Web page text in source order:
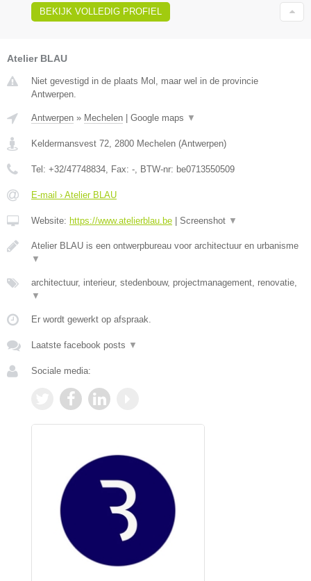
BEKIJK VOLLEDIG PROFIEL
Atelier BLAU
Niet gevestigd in de plaats Mol, maar wel in de provincie
Antwerpen.
Antwerpen » Mechelen Google maps ▼
Keldermansvest 72, 2800 Mechelen (Antwerpen)
Tel: +32/47748834, Fax: -, BTW-nr: be0713550509
E-mail › Atelier BLAU
Website: https://www.atelierblau.be Screenshot ▼
Atelier BLAU is een ontwerpbureau voor architectuur en urbanisme
▼
architectuur, interieur, stedenbouw, projectmanagement, renovatie,
▼
Er wordt gewerkt op afspraak.
Laatste facebook posts ▼
Sociale media: